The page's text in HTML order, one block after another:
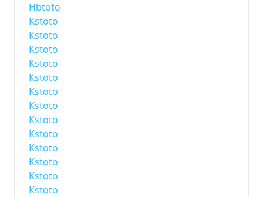
Hbtoto
Kstoto
Kstoto
Kstoto
Kstoto
Kstoto
Kstoto
Kstoto
Kstoto
Kstoto
Kstoto
Kstoto
Kstoto
Kstoto